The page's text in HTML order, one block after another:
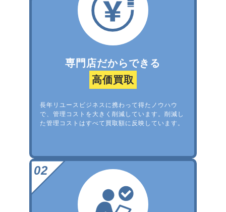
専門店だからできる
高価買取
長年リユースビジネスに携わって得たノウハウ
で、管理コストを大きく削減しています。削減し
た管理コストはすべて買取額に反映しています。